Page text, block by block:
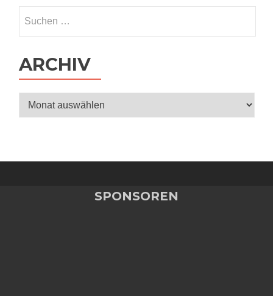
nach:
ARCHIV
Archiv
SPONSOREN